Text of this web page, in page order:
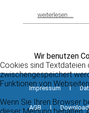
weiterlesen ...
Impressum I
AGB I Download
Wir benutzen
Cookies sind Textdateien
zwischengespeichert
Funktionen von
Wenn Sie Ihren Browser